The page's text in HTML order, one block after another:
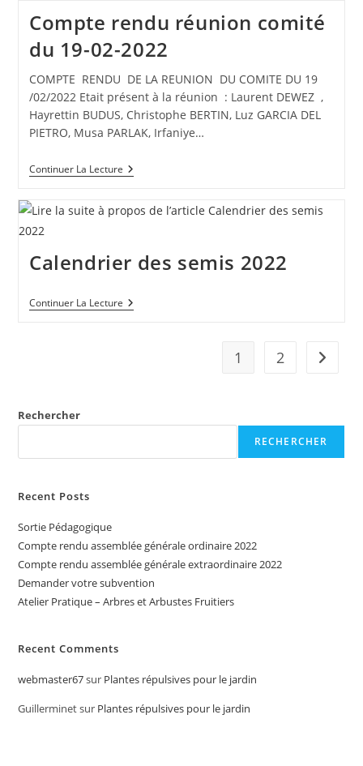
Du
07-
05-
2022
Compte rendu réunion comité
du 19-02-2022
COMPTE RENDU DE LA REUNION DU COMITE DU 19
/02/2022 Etait présent à la réunion : Laurent DEWEZ ,
Hayrettin BUDUS, Christophe BERTIN, Luz GARCIA DEL
PIETRO, Musa PARLAK, Irfaniye…
Continuer La LectureCompte
Rendu
Comité
Du
2022
Calendrier des semis 2022
Continuer La LectureCalendrier
Des
1 2 Aller à
Rechercher
RECHERCHER
Recent Posts
Sortie Pédagogique
Compte rendu assemblée générale ordinaire 2022
Compte rendu assemblée générale extraordinaire 2022
Demander votre subvention
Atelier Pratique – Arbres et Arbustes Fruitiers
Recent Comments
webmaster67sur Plantes répulsives pour le jardin
Guillerminetsur Plantes répulsives pour le jardin